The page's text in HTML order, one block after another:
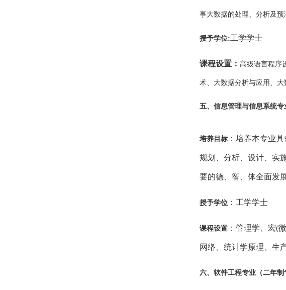
事大数据的处理、分析及
授予学位:工学学士
课程设置： 高级语言程序
术、大数据分析与应用、
五、 信息管理与信息系统专
培养目标： 培养本专业
规划、分析、设计、实
要的德、智、体全面发
授予学位：工学学士
课程设置： 管理学、宏(
网络、统计学原理、生
六、软件工程专业（二年制